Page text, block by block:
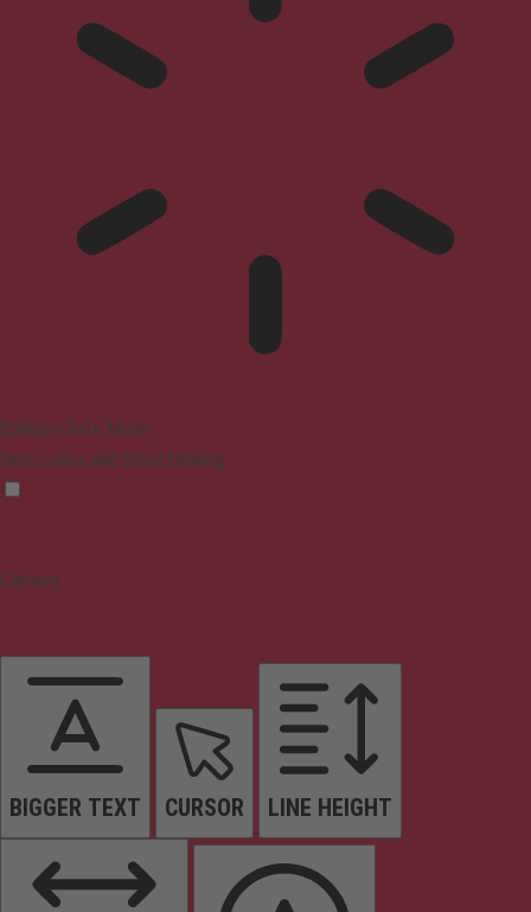
Epilepsy Safe Mode
Dims colors and stops blinking
Content
BIGGER TEXT CURSOR LINE HEIGHT